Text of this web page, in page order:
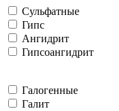
Сульфатные
Гипс
Ангидрит
Гипсоангидрит
Галогенные
Галит